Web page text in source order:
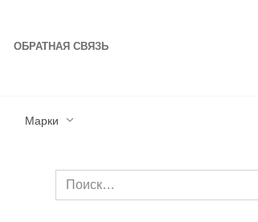
ОБРАТНАЯ СВЯЗЬ
Марки
Search
for: